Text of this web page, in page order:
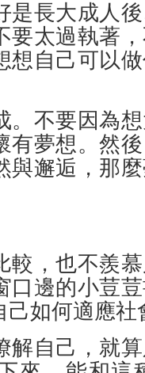
長大成人
要太過執著
想自己可以
不要因為
有夢想。然
與邂逅，那
，也不羨
口邊的小荳
己如何適應
自己，就